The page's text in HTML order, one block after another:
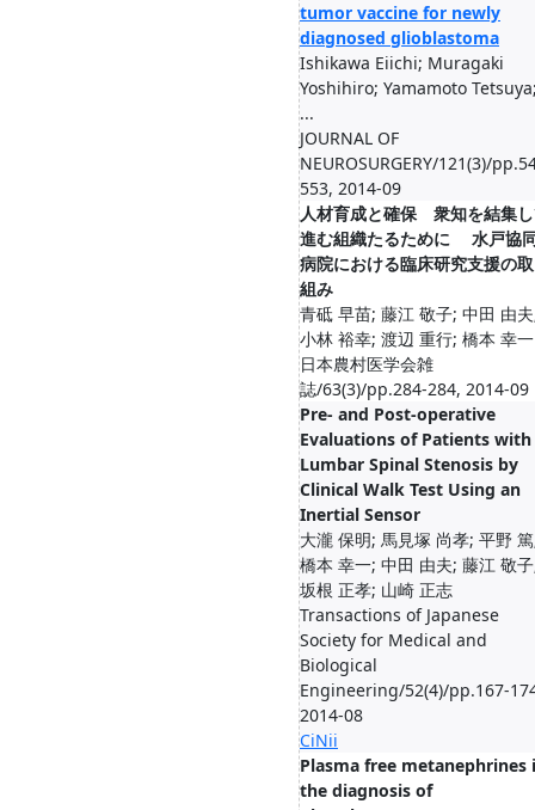
tumor vaccine for newly
diagnosed glioblastoma
Ishikawa Eiichi; Muragaki
Yoshihiro; Yamamoto
...
JOURNAL OF
NEUROSURGERY/121(3)/
553, 2014-09
人材育成と確保 衆知を結集
進む組織たるために 水戸協
病院における臨床研究支援の
組み
青砥 早苗; 藤江 敬子; 中田 由
小林 裕幸; 渡辺 重行; 橋本 幸一
日本農村医学会雑
誌/63(3)/pp.284-284, 2014-09
Pre- and Post-operative
Evaluations of Patients with
Lumbar Spinal Stenosis by
Clinical Walk Test Using an
Inertial Sensor
大瀧 保明; 馬見塚 尚孝; 平野
橋本 幸一; 中田 由夫; 藤江 敬
坂根 正孝; 山崎 正志
Transactions of Japanese
Society for Medical and
Biological
Engineering/52(4)/pp.167-
2014-08
CiNii
Plasma free metanephrines
the diagnosis of